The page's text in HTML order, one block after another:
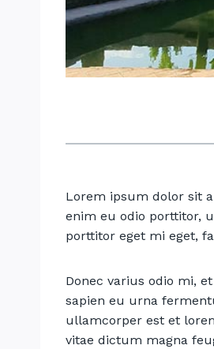
Lorem ipsum dolor sit
enim eu odio porttitor,
porttitor eget mi eget,
Donec varius odio mi,
sapien eu urna
ullamcorper est et
vitae dictum magna